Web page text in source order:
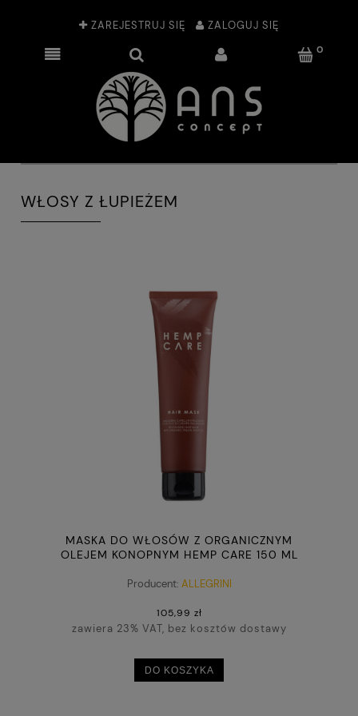
ZAREJESTRUJ SIĘ ZALOGUJ SIĘ
WŁOSY Z ŁUPIEŻEM
MASKA DO WŁOSÓW Z ORGANICZNYM
OLEJEM KONOPNYM HEMP CARE 150 ML
Producent: ALLEGRINI
105,99 zł
zawiera 23% VAT, bez kosztów dostawy
DO KOSZYKA